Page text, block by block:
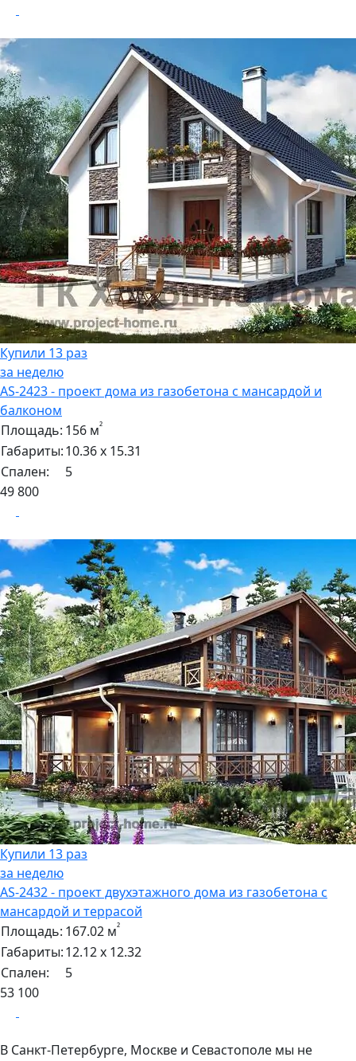
Купили 13 раз
за неделю
AS-2423 - проект дома из газобетона с мансардой и
балконом
Площадь: 156 м²
Габариты:10.36 х 15.31
Спален:
5
49 800
Купили 13 раз
за неделю
AS-2432 - проект двухэтажного дома из газобетона с
мансардой и террасой
Площадь: 167.02 м²
Габариты:12.12 х 12.32
Спален:
5
53 100
В Санкт-Петербурге, Москве и Севастополе мы не